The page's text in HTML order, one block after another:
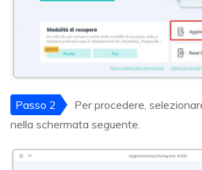
Passo 2
Per procedere,
nella schermata seguente.